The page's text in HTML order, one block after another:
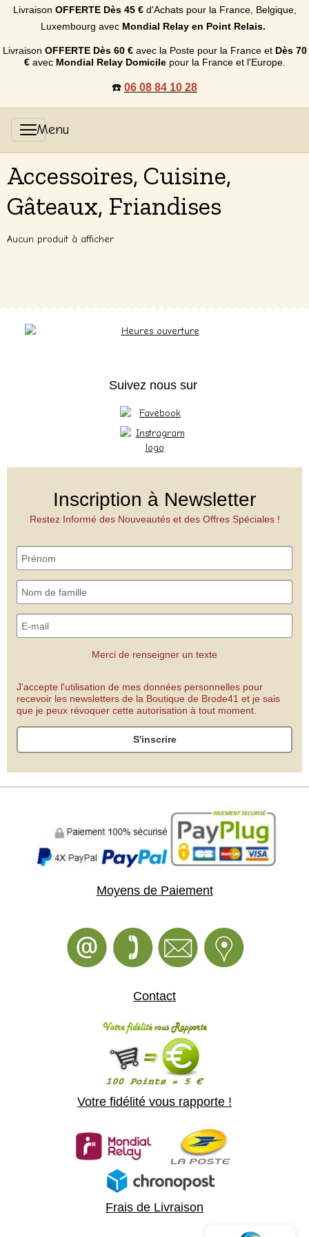
Livraison OFFERTE Dès 45 €d'Achats pour la France, Belgique,
Luxembourg avec Mondial Relay en Point Relais.
Livraison OFFERTE Dès 60 €avec la Poste pour la France et Dès 70
€avec Mondial Relay Domicilepour la France et l'Europe.
☎️ 06 08 84 10 28
Accessoires, Cuisine,
Gâteaux, Friandises
Aucun produit à afficher
Suivez nous sur
Inscription à Newsletter
Restez Informé des Nouveautés et des Offres Spéciales !
Merci de renseigner un texte
J'accepte l'utilisation de mes données personnelles pour
recevoir les newsletters de la Boutique de Brode41 et je sais
que je peux révoquer cette autorisation à tout moment.
S'inscrire
Moyens de Paiement
Contact
Votre fidélité vous rapporte !
Frais de Livraison